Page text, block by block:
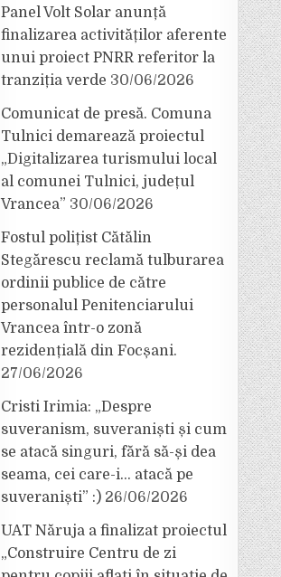
Panel Volt Solar anunță
finalizarea activităților aferente
unui proiect PNRR referitor la
tranziția verde 30/06/2026
Comunicat de presă. Comuna
Tulnici demarează proiectul
„Digitalizarea turismului local
al comunei Tulnici, județul
Vrancea” 30/06/2026
Fostul polițist Cătălin
Stegărescu reclamă tulburarea
ordinii publice de către
personalul Penitenciarului
Vrancea într-o zonă
rezidențială din Focșani.
27/06/2026
Cristi Irimia: „Despre
suveranism, suveraniști și cum
se atacă singuri, fără să-și dea
seama, cei care-i… atacă pe
suveraniști” :) 26/06/2026
UAT Năruja a finalizat proiectul
„Construire Centru de zi